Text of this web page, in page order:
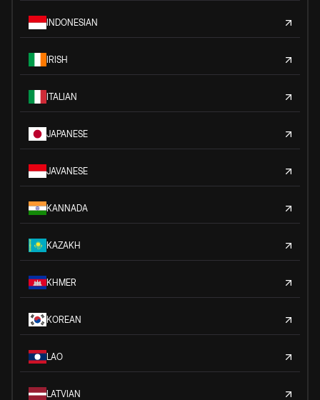
INDONESIAN
IRISH
ITALIAN
JAPANESE
JAVANESE
KANNADA
KAZAKH
KHMER
KOREAN
LAO
LATVIAN